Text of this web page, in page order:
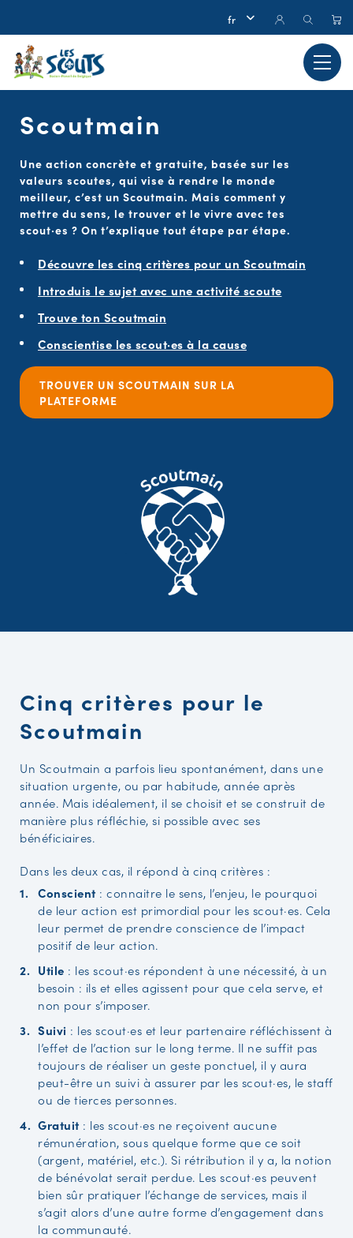
Scoutmain
Une action concrète et gratuite, basée sur les
valeurs scoutes, qui vise à rendre le monde
meilleur, c’est un Scoutmain. Mais comment y
mettre du sens, le trouver et le vivre avec tes
scout·es ? On t’explique tout étape par étape.
Découvre les cinq critères pour un Scoutmain
Introduis le sujet avec une activité scoute
Trouve ton Scoutmain
Conscientise les scout·es à la cause
TROUVER UN SCOUTMAIN SUR LA
PLATEFORME
Cinq critères pour le
Scoutmain
Un Scoutmain a parfois lieu spontanément, dans une
situation urgente, ou par habitude, année après
année. Mais idéalement, il se choisit et se construit de
manière plus réfléchie, si possible avec ses
bénéficiaires.
Dans les deux cas, il répond à cinq critères :
Conscient: connaitre le sens, l’enjeu, le pourquoi
de leur action est primordial pour les scout·es. Cela
leur permet de prendre conscience de l’impact
positif de leur action.
Utile : les scout·es répondent à une nécessité, à un
besoin : ils et elles agissent pour que cela serve, et
non pour s’imposer.
Suivi : les scout·es et leur partenaire réfléchissent à
l’effet de l’action sur le long terme. Il ne suffit pas
toujours de réaliser un geste ponctuel, il y aura
peut-être un suivi à assurer par les scout·es, le staff
ou de tierces personnes.
Gratuit: les scout·es ne reçoivent aucune
rémunération, sous quelque forme que ce soit
(argent, matériel, etc.). Si rétribution il y a, la notion
de bénévolat serait perdue. Les scout·es peuvent
bien sûr pratiquer l’échange de services, mais il
s’agit alors d’une autre forme d’engagement dans
la communauté.